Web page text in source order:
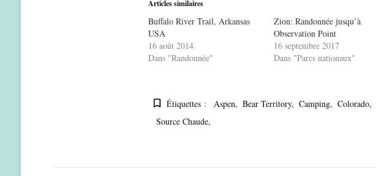
Articles similaires
Buffalo River Trail, Arkansas
USA
16 août 2014
Dans "Randonnée"
Zion: Randonnée jusqu’à
Observation Point
16 septembre 2017
Dans "Parcs nationaux"
Étiquettes : Aspen Bear Territory Camping Colorado
Source Chaude